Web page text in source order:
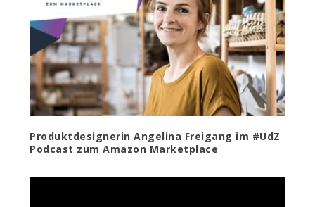
Produktdesignerin Angelina Freigang im #UdZ
Podcast zum Amazon Marketplace